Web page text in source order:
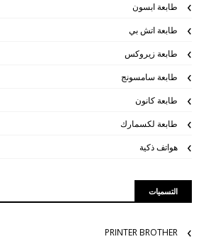
طابعة ابسون
طابعة اتش بي
طابعة زيروكس
طابعة سامسونج
طابعة كانون
طابعة لكسمارك
هواتف ذكية
التسميات
PRINTER BROTHER